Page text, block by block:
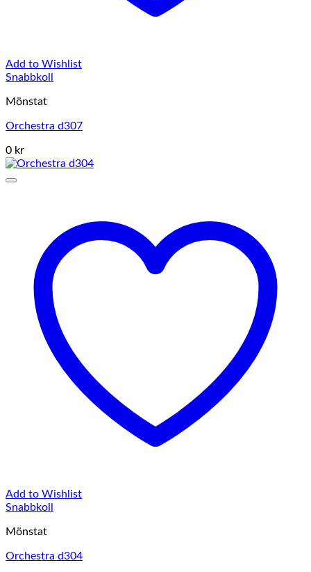
Add to Wishlist
Snabbkoll
Mönstat
Orchestra d307
0 kr
Add to Wishlist
Snabbkoll
Mönstat
Orchestra d304